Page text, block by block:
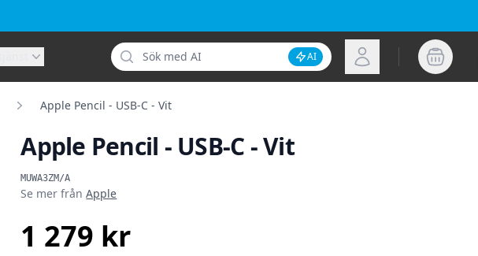
Sök
Inaktivera AI-sökning
AI Logga in
Apple Pencil - USB-C - Vit
Apple Pencil - USB-C - Vit
MUWA3ZM/A
Produktinformation
Se mer frånApple
1 279 kr